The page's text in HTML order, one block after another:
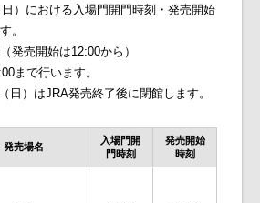
）における入場門開門時刻・発売開始
。
売開始は12:00から）
まで行います。
日） はJRA発売終了後に閉館します。
発売場名
入場門開
門時刻
発売開始
時刻